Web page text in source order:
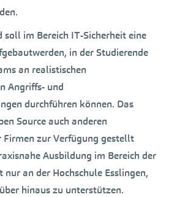
soll im Bereich IT-Sicherheit eine
in der Studierende
an realistischen
Angriffs- und
durchführen können. Das
Source auch anderen
Firmen zur Verfügung gestellt
Ausbildung im Bereich der
nur an der Hochschule Esslingen,
hinaus zu unterstützen.